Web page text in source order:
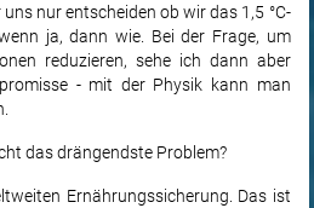
nur entscheiden ob wir das 1,5 °C-
ja, dann wie. Bei der Frage, um
reduzieren, sehe ich dann aber
- mit der Physik kann man
das drängendste Problem?
Ernährungssicherung. Das ist